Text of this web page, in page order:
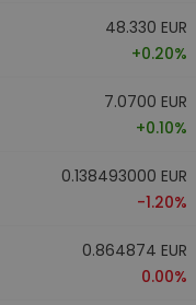
48.330 EUR
+0.20%
7.0700 EUR
+0.10%
0.138493000 EUR
-1.20%
0.864874 EUR
0.00%